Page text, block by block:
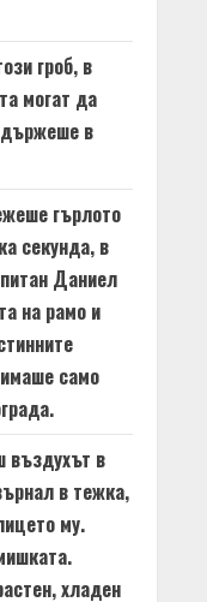
гроб, в
могат да
в
гърлото
секунда, в
Даниел
на рамо и
само
въздухът в
в тежка,
му.
хладен